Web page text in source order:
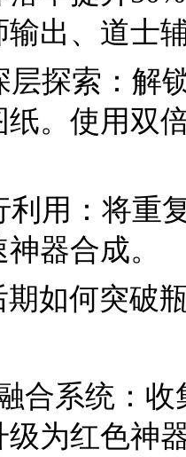
输出、道士
层探索：解
纸。使用双
利用：将重
器合成。
期如何突破
合系统：
级为红色神